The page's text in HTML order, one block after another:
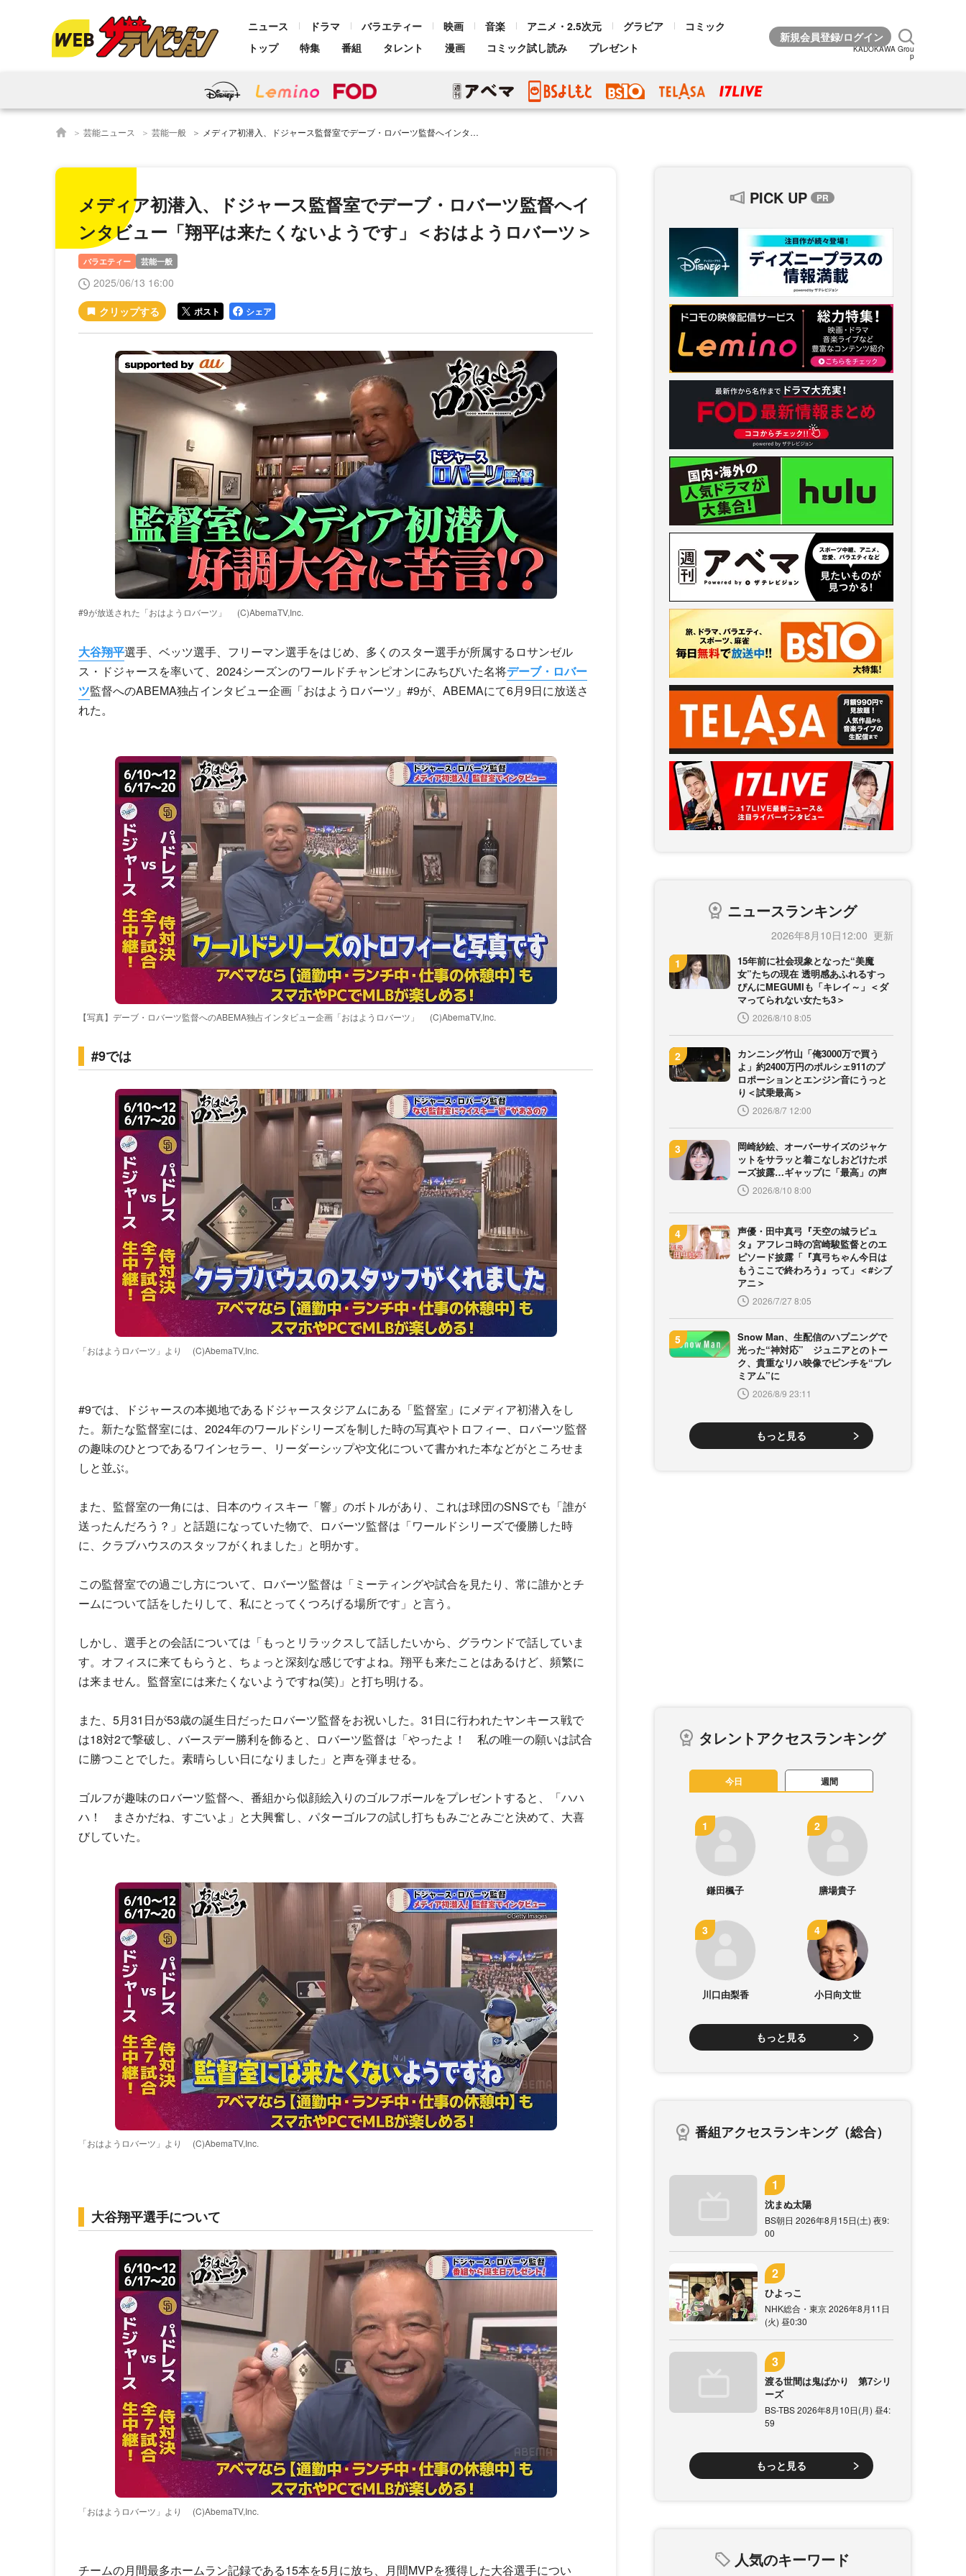
ニュース ドラマ バラエティー 映画 音楽 アニメ・2.5次元 グラビア
コミック
トップ
特集 番組 タレント 漫画 コミック試し読み プレゼント KADOKAWA Grou
p
芸能ニュース 芸能一般 メディア初潜入、ドジャース監督室でデーブ・ロバーツ監督へインタビュー「翔平は来たくないようです」＜おはようロバーツ＞
メディア初潜入、ドジャース監督室でデーブ・ロバーツ監督へイ
ンタビュー「翔平は来たくないようです」＜おはようロバーツ＞
バラエティー 芸能一般
2025/06/13 16:00
ポスト シェア
#9が放送された「おはようロバーツ」 (C)AbemaTV,Inc.
大谷翔平選手、ベッツ選手、フリーマン選手をはじめ、多くのスター選手が所属するロサンゼル
ス・ドジャースを率いて、2024シーズンのワールドチャンピオンにみちびいた名将デーブ・ロバー
ツ監督へのABEMA独占インタビュー企画「おはようロバーツ」#9が、ABEMAにて6月9日に放送さ
れた。
【写真】デーブ・ロバーツ監督へのABEMA独占インタビュー企画「おはようロバーツ」 (C)AbemaTV,Inc.
#9では
「おはようロバーツ」より (C)AbemaTV,Inc.
#9では、ドジャースの本拠地であるドジャースタジアムにある「監督室」にメディア初潜入をし
た。新たな監督室には、2024年のワールドシリーズを制した時の写真やトロフィー、ロバーツ監督
の趣味のひとつであるワインセラー、リーダーシップや文化について書かれた本などがところせま
しと並ぶ。
また、監督室の一角には、日本のウィスキー「響」のボトルがあり、これは球団のSNSでも「誰が
送ったんだろう？」と話題になっていた物で、ロバーツ監督は「ワールドシリーズで優勝した時
に、クラブハウスのスタッフがくれました」と明かす。
この監督室での過ごし方について、ロバーツ監督は「ミーティングや試合を見たり、常に誰かとチ
ームについて話をしたりして、私にとってくつろげる場所です」と言う。
しかし、選手との会話については「もっとリラックスして話したいから、グラウンドで話していま
す。オフィスに来てもらうと、ちょっと深刻な感じですよね。翔平も来たことはあるけど、頻繁に
は来ません。監督室には来たくないようですね(笑)」と打ち明ける。
また、5月31日が53歳の誕生日だったロバーツ監督をお祝いした。31日に行われたヤンキース戦で
は18対2で撃破し、バースデー勝利を飾ると、ロバーツ監督は「やったよ！ 私の唯一の願いは試合
に勝つことでした。素晴らしい日になりました」と声を弾ませる。
ゴルフが趣味のロバーツ監督へ、番組から似顔絵入りのゴルフボールをプレゼントすると、「ハハ
ハ！ まさかだね、すごいよ」と大興奮し、パターゴルフの試し打ちもみごとみごと決めて、大喜
びしていた。
「おはようロバーツ」より (C)AbemaTV,Inc.
大谷翔平選手について
「おはようロバーツ」より (C)AbemaTV,Inc.
チームの月間最多ホームラン記録である15本を5月に放ち、月間MVPを獲得した大谷選手につい
PICK UP
ニュースランキング
2026年8月10日12:00
15年前に社会現象となった“美魔
女”たちの現在 透明感あふれるすっ
ぴんにMEGUMIも「キレイ～」＜ダ
マってられない女たち3＞
2026/8/10 8:05
カンニング竹山「俺3000万で買う
よ」約2400万円のポルシェ911のプ
ロポーションとエンジン音にうっと
り＜試乗最高＞
2026/8/7 12:00
岡崎紗絵、オーバーサイズのジャケ
ットをサラッと着こなしおどけたポ
ーズ披露…ギャップに「最高」の声
2026/8/10 8:00
声優・田中真弓『天空の城ラピュ
タ』アフレコ時の宮崎駿監督とのエ
ピソード披露「『真弓ちゃん今日は
もうここで終わろう』って」＜#シブ
アニ＞
2026/7/27 8:05
Snow Man、生配信のハプニングで
光った“神対応” ジュニアとのトー
ク、貴重なリハ映像でピンチを“プレ
ミアム”に
2026/8/9 23:11
もっと見る
タレントアクセスランキング
今日 週間
鎌田楓子 膳場貴子
川口由梨香 小日向文世
もっと見る
番組アクセスランキング（総合）
沈まぬ太陽
BS朝日 2026年8月15日(土) 夜9:
00
ひよっこ
NHK総合・東京 2026年8月11日
(火) 昼0:30
渡る世間は鬼ばかり 第7シリ
ーズ
BS-TBS 2026年8月10日(月) 昼4:
59
もっと見る
人気のキーワード